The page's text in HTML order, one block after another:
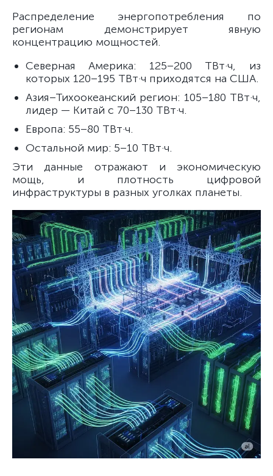
Распределение энергопотребления по
регионам демонстрирует явную
концентрацию мощностей.
Северная Америка: 125–200 ТВт·ч, из
которых 120–195 ТВт·ч приходятся на США.
Азия–Тихоокеанский регион: 105–180 ТВт·ч,
лидер — Китай с 70–130 ТВт·ч.
Европа: 55–80 ТВт·ч.
Остальной мир: 5–10 ТВт·ч.
Эти данные отражают и экономическую
мощь, и плотность цифровой
инфраструктуры в разных уголках планеты.